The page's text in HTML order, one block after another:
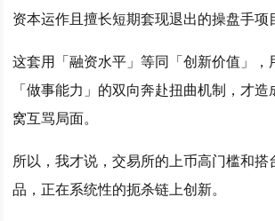
资本运作且擅长短期套现退出的操盘手项
这套用「融资水平」等同「创新价值」，
「做事能力」的双向奔赴扭曲机制，才
窝互骂局面。
所以，我才说，交易所的上币高门槛和搭
品，正在系统性的扼杀链上创新。